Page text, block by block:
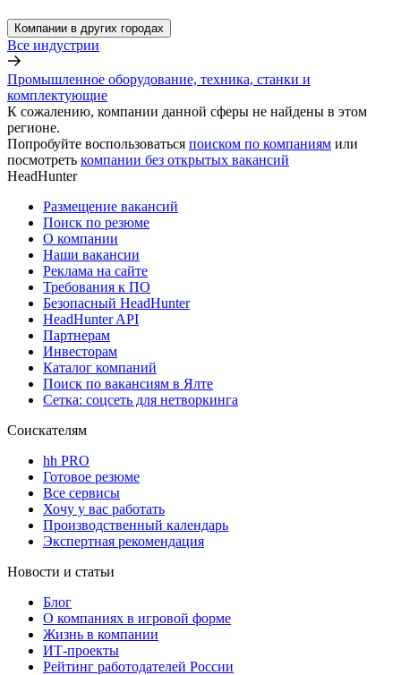
Компании в других городах
Все индустрии
Промышленное оборудование, техника, станки и
комплектующие
К сожалению, компании данной сферы не найдены в этом
регионе.
Попробуйте воспользоваться поиском по компаниям или
посмотреть компании без открытых вакансий
HeadHunter
Размещение вакансий
Поиск по резюме
О компании
Наши вакансии
Реклама на сайте
Требования к ПО
Безопасный HeadHunter
HeadHunter API
Партнерам
Инвесторам
Каталог компаний
Поиск по вакансиям в Ялте
Сетка: соцсеть для нетворкинга
Соискателям
hh PRO
Готовое резюме
Все сервисы
Хочу у вас работать
Производственный календарь
Экспертная рекомендация
Новости и статьи
Блог
О компаниях в игровой форме
Жизнь в компании
ИТ-проекты
Рейтинг работодателей России